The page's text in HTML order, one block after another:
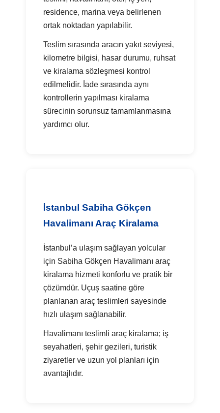
residence, marina veya belirlenen
ortak noktadan yapılabilir.
Teslim sırasında aracın yakıt seviyesi,
kilometre bilgisi, hasar durumu, ruhsat
ve kiralama sözleşmesi kontrol
edilmelidir. İade sırasında aynı
kontrollerin yapılması kiralama
sürecinin sorunsuz tamamlanmasına
yardımcı olur.
İstanbul Sabiha Gökçen
Havalimanı Araç Kiralama
İstanbul’a ulaşım sağlayan yolcular
için Sabiha Gökçen Havalimanı araç
kiralama hizmeti konforlu ve pratik bir
çözümdür. Uçuş saatine göre
planlanan araç teslimleri sayesinde
hızlı ulaşım sağlanabilir.
Havalimanı teslimli araç kiralama; iş
seyahatleri, şehir gezileri, turistik
ziyaretler ve uzun yol planları için
avantajlıdır.